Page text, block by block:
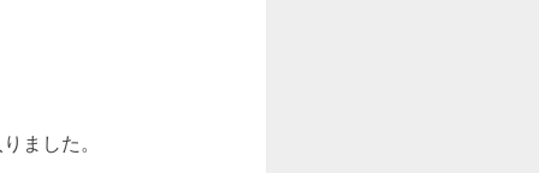
ました。